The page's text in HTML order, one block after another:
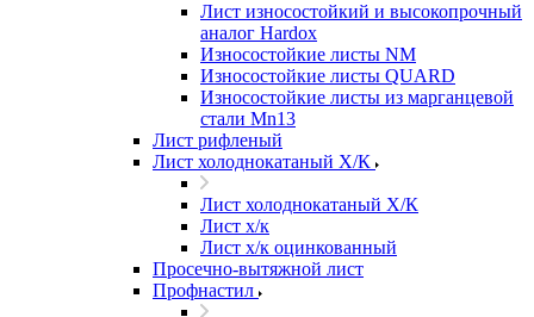
Лист износостойкий и высокопрочный
аналог Hardox
Износостойкие листы NM
Износостойкие листы QUARD
Износостойкие листы из марганцевой
стали Mn13
Лист рифленый
Лист холоднокатаный Х/К
Лист холоднокатаный Х/К
Лист х/к
Лист х/к оцинкованный
Просечно-вытяжной лист
Профнастил